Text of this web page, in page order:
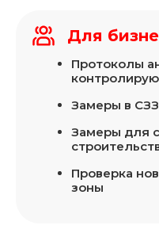
Для
Протоколы
Замеры в СЗЗ
Замеры для
Проверка
зоны